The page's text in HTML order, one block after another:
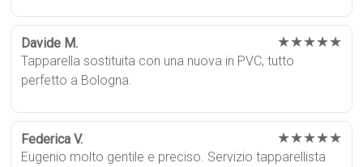
Davide M. ★★★★★
Tapparella sostituita con una nuova in PVC, tutto
perfetto a Bologna.
Federica V. ★★★★★
Eugenio molto gentile e preciso. Servizio tapparellista